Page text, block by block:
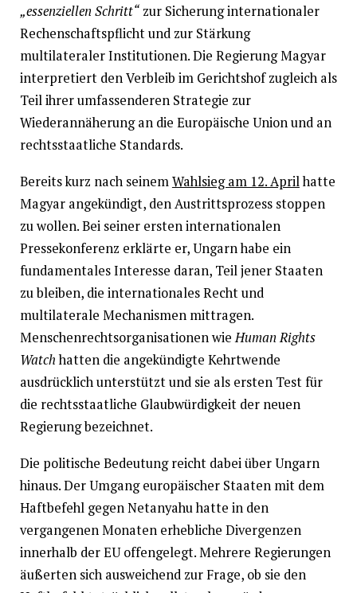
„essenziellen Schritt“zur Sicherung internationaler
Rechenschaftspflicht und zur Stärkung
multilateraler Institutionen. Die Regierung Magyar
interpretiert den Verbleib im Gerichtshof zugleich als
Teil ihrer umfassenderen Strategie zur
Wiederannäherung an die Europäische Union und an
rechtsstaatliche Standards.
Bereits kurz nach seinemWahlsieg am 12. Aprilhatte
Magyar angekündigt, den Austrittsprozess stoppen
zu wollen. Bei seiner ersten internationalen
Pressekonferenz erklärte er, Ungarn habe ein
fundamentales Interesse daran, Teil jener Staaten
zu bleiben, die internationales Recht und
multilaterale Mechanismen mittragen.
Menschenrechtsorganisationen wieHuman Rights
Watchhatten die angekündigte Kehrtwende
ausdrücklich unterstützt und sie als ersten Test für
die rechtsstaatliche Glaubwürdigkeit der neuen
Regierung bezeichnet.
Die politische Bedeutung reicht dabei über Ungarn
hinaus. Der Umgang europäischer Staaten mit dem
Haftbefehl gegen Netanyahu hatte in den
vergangenen Monaten erhebliche Divergenzen
innerhalb der EU offengelegt. Mehrere Regierungen
äußerten sich ausweichend zur Frage, ob sie den